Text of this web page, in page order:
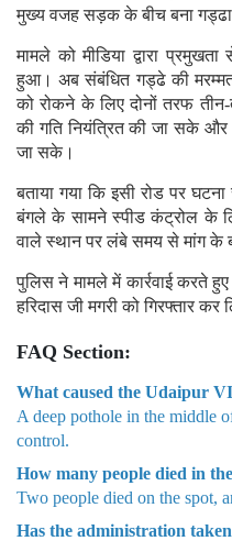
मुख्य वजह सड़क के बीच बना गड्ढा
मामले को मीडिया द्वारा
हुआ। अब संबंधित गड्ढे की
को रोकने के लिए दोनों तरफ
की गति नियंत्रित की जा सके और
जा सके।
बताया गया कि इसी रोड पर
बंगले के सामने स्पीड कंट्रोल के
वाले स्थान पर लंबे समय से मांग के
पुलिस ने मामले में कार्रवाई करते
हरिदास जी मगरी को गिरफ्तार
FAQ Section:
What caused the Udaipur
A deep pothole in the middle
control.
How many people died in
Two people died on the spot,
Has the administration